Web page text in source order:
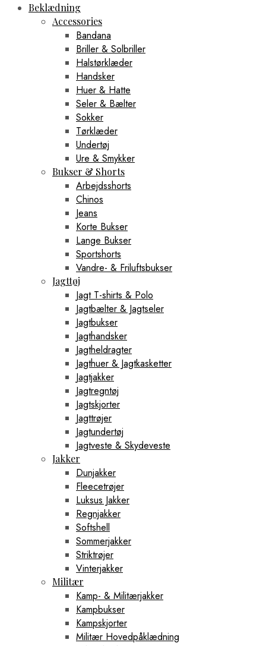
Beklædning
Accessories
Bandana
Briller & Solbriller
Halstørklæder
Handsker
Huer & Hatte
Seler & Bælter
Sokker
Tørklæder
Undertøj
Ure & Smykker
Bukser & Shorts
Arbejdsshorts
Chinos
Jeans
Korte Bukser
Lange Bukser
Sportshorts
Vandre- & Friluftsbukser
Jagttøj
Jagt T-shirts & Polo
Jagtbælter & Jagtseler
Jagtbukser
Jagthandsker
Jagtheldragter
Jagthuer & Jagtkasketter
Jagtjakker
Jagtregntøj
Jagtskjorter
Jagttrøjer
Jagtundertøj
Jagtveste & Skydeveste
Jakker
Dunjakker
Fleecetrøjer
Luksus Jakker
Regnjakker
Softshell
Sommerjakker
Striktrøjer
Vinterjakker
Militær
Kamp- & Militærjakker
Kampbukser
Kampskjorter
Militær Hovedpåklædning